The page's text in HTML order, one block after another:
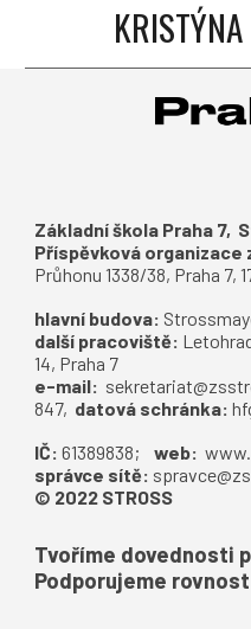
Základní škola Praha 7,
Příspěvková organizace
Průhonu 1338/38, Praha 7,
hlavní budova: S
další pracoviště:
14, Praha 7
e-mail:
847, datová schránka:
IČ: 61389838;web:
správce sítě:
© 2022 STROSS
Tvoříme dovednosti
Podporujeme